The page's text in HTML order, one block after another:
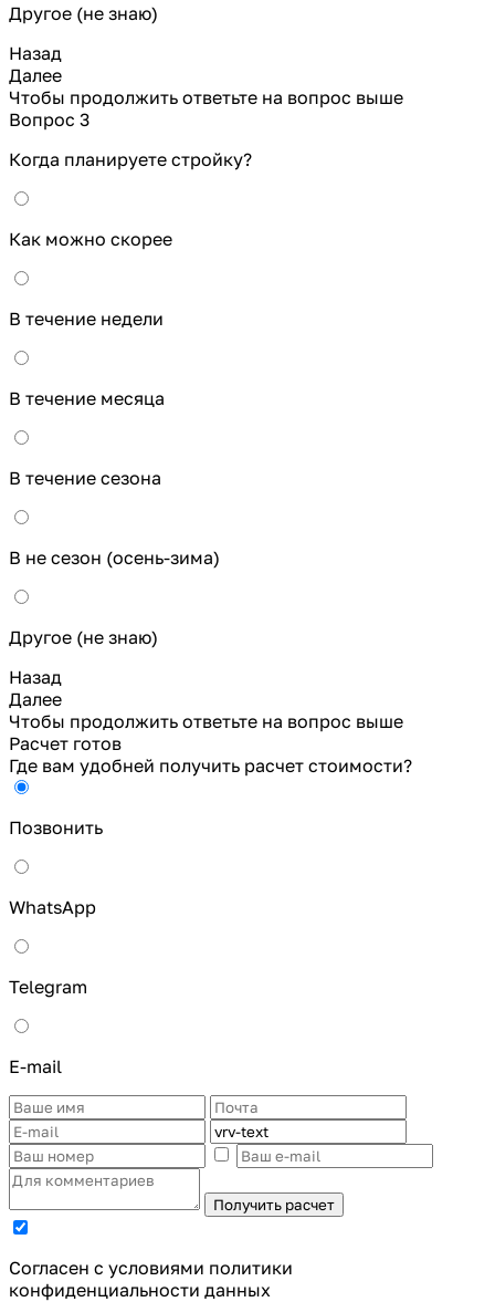
Другое (не знаю)
Назад
Далее
Чтобы продолжить ответьте на вопрос выше
Вопрос 3
Когда планируете стройку?
Как можно скорее
В течение недели
В течение месяца
В течение сезона
В не сезон (осень-зима)
Другое (не знаю)
Назад
Далее
Чтобы продолжить ответьте на вопрос выше
Расчет готов
Где вам удобней получить расчет стоимости?
Позвонить
WhatsApp
Telegram
E-mail
Получить расчет
Cогласен с условиями политики
конфиденциальности данных